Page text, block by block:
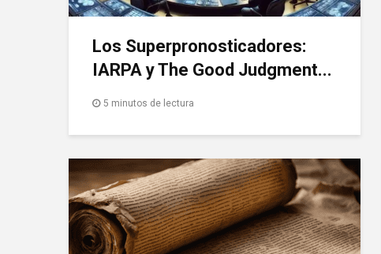
Los Superpronosticadores:
IARPA y The Good Judgment...
5 minutos de lectura